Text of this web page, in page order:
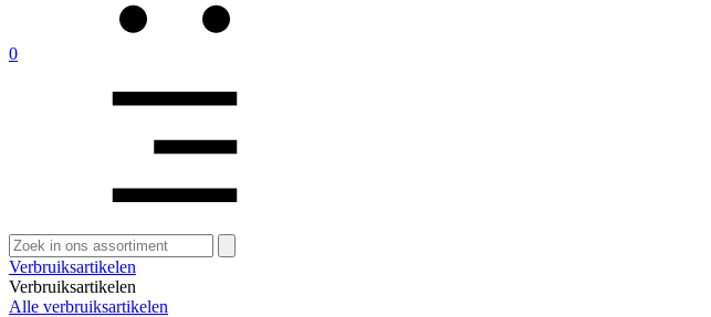
0
Zoeken
naar:
Verbruiksartikelen
Verbruiksartikelen
Alle verbruiksartikelen